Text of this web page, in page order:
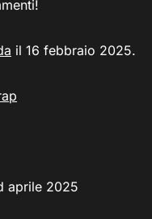
il 16 febbraio 2025.
aprile 2025